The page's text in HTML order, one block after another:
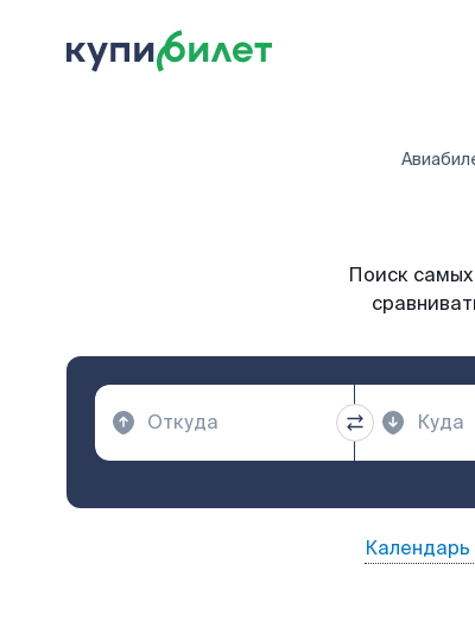
Поиск
Календарь